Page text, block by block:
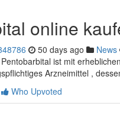
online
50 days ago News
ist mit
Arzneimittel ,
Who Upvoted